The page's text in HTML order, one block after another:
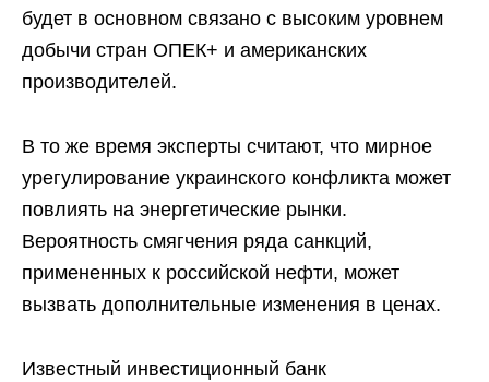
будет в основном связано с высоким уровнем
добычи стран ОПЕК+ и американских
производителей.
В то же время эксперты считают, что мирное
урегулирование украинского конфликта может
повлиять на энергетические рынки.
Вероятность смягчения ряда санкций,
примененных к российской нефти, может
вызвать дополнительные изменения в ценах.
Известный инвестиционный банк